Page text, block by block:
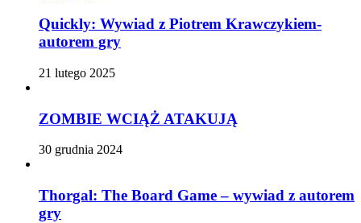
Quickly: Wywiad z Piotrem Krawczykiem-
autorem gry
21 lutego 2025
ZOMBIE WCIĄŻ ATAKUJĄ
30 grudnia 2024
Thorgal: The Board Game – wywiad z autorem
gry